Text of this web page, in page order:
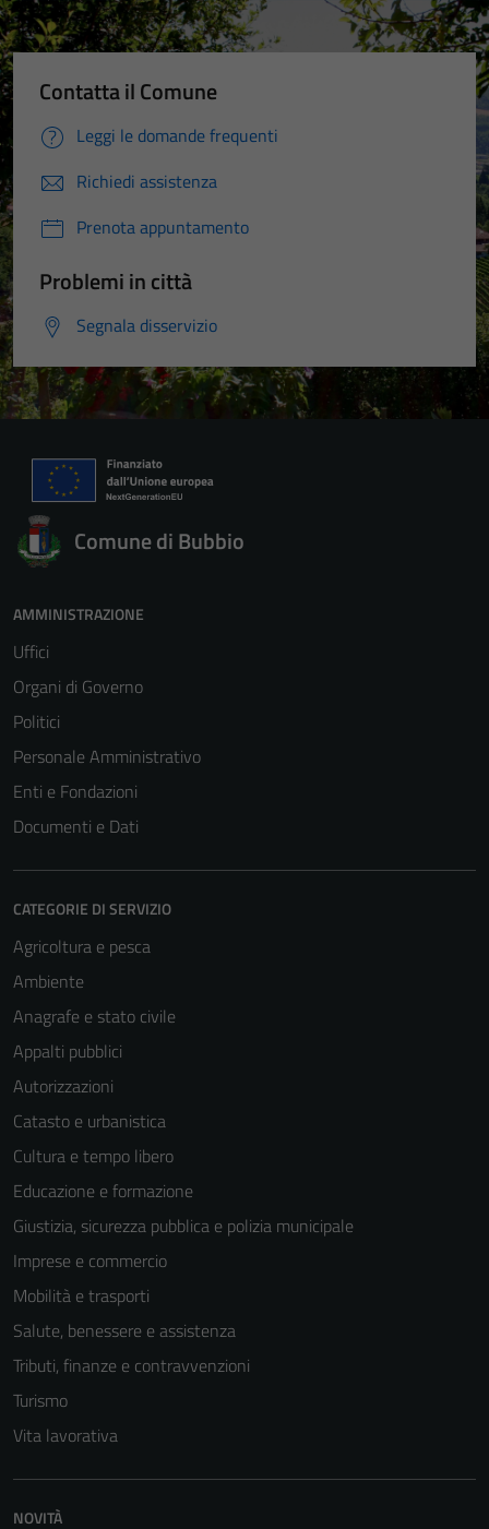
Contatta il Comune
Leggi le domande frequenti
Richiedi assistenza
Prenota appuntamento
Problemi in città
Segnala disservizio
Comune di Bubbio
AMMINISTRAZIONE
Uffici
Organi di Governo
Politici
Personale Amministrativo
Enti e Fondazioni
Documenti e Dati
CATEGORIE DI SERVIZIO
Agricoltura e pesca
Ambiente
Anagrafe e stato civile
Appalti pubblici
Autorizzazioni
Catasto e urbanistica
Cultura e tempo libero
Educazione e formazione
Giustizia, sicurezza pubblica e polizia municipale
Imprese e commercio
Mobilità e trasporti
Salute, benessere e assistenza
Tributi, finanze e contravvenzioni
Turismo
Vita lavorativa
NOVITÀ
Tecnici